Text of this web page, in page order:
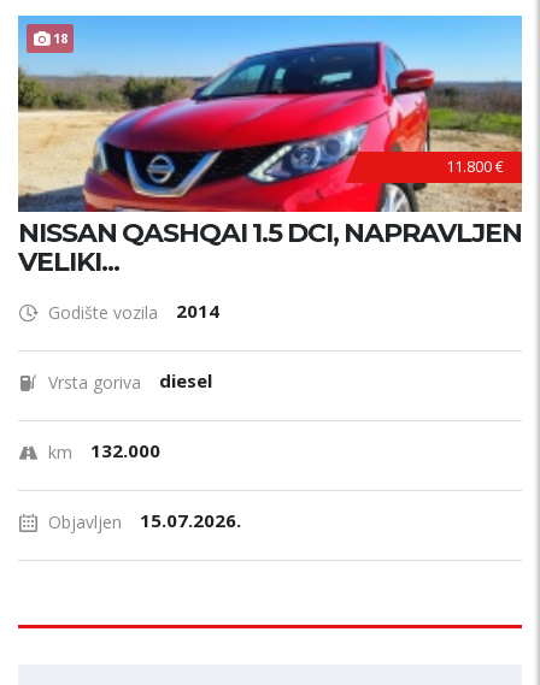
18
11.800 €
NISSAN QASHQAI 1.5 DCI, NAPRAVLJEN
VELIKI...
Godište vozila 2014
Vrsta goriva diesel
km 132.000
Objavljen 15.07.2026.